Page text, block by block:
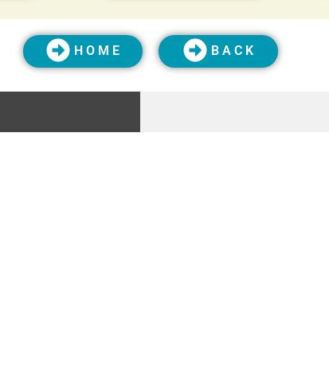
H O M E B A C K